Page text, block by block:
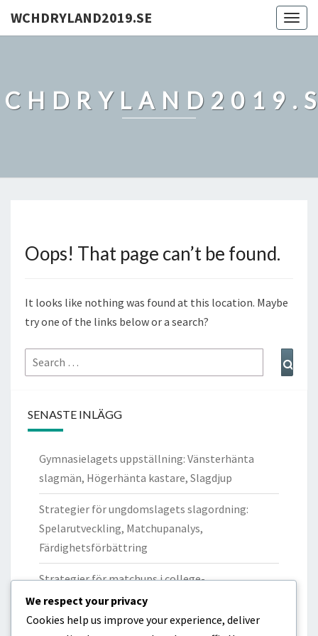
WCHDRYLAND2019.SE
Oops! That page can’t be found.
It looks like nothing was found at this location. Maybe
try one of the links below or a search?
Search
for:
SENASTE INLÄGG
Gymnasielagets uppställning: Vänsterhänta
slagmän, Högerhänta kastare, Slagdjup
Strategier för ungdomslagets slagordning:
Spelarutveckling, Matchupanalys,
Färdighetsförbättring
Strategier för matchups i college-
battingordning: Pitcherprestanda, Slagkraft,
Spelscenarier
We respect your privacy
Cookies help us improve your experience, deliver